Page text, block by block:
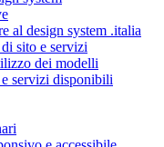
al design system .italia
sito e servizi
dei modelli
servizi disponibili